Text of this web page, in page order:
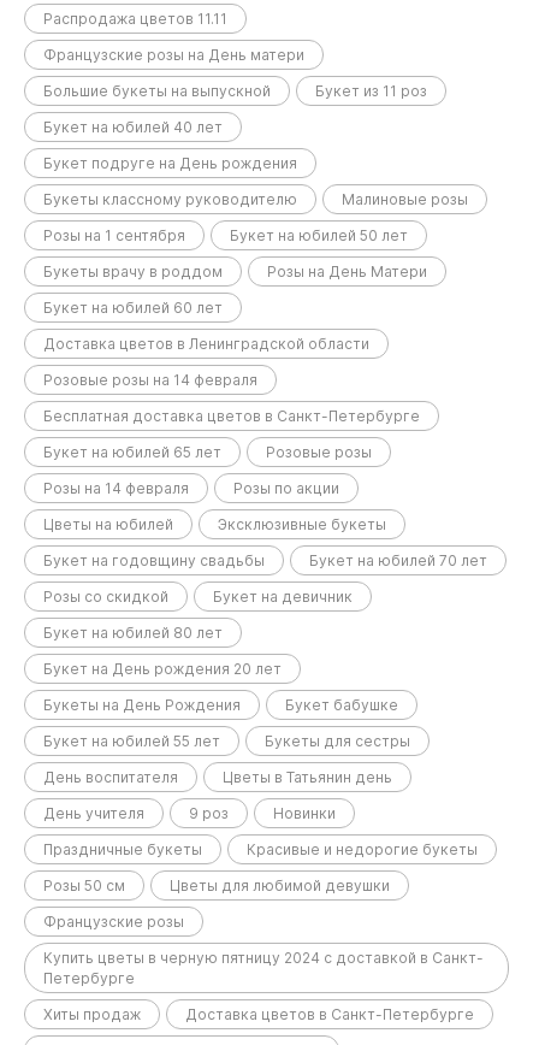
Распродажа цветов 11.11
Французские розы на День матери
Большие букеты на выпускной
Букет из 11 роз
Букет на юбилей 40 лет
Букет подруге на День рождения
Букеты классному руководителю
Малиновые розы
Розы на 1 сентября
Букет на юбилей 50 лет
Букеты врачу в роддом
Розы на День Матери
Букет на юбилей 60 лет
Доставка цветов в Ленинградской области
Розовые розы на 14 февраля
Бесплатная доставка цветов в Санкт-Петербурге
Букет на юбилей 65 лет
Розовые розы
Розы на 14 февраля
Розы по акции
Цветы на юбилей
Эксклюзивные букеты
Букет на годовщину свадьбы
Букет на юбилей 70 лет
Розы со скидкой
Букет на девичник
Букет на юбилей 80 лет
Букет на День рождения 20 лет
Букеты на День Рождения
Букет бабушке
Букет на юбилей 55 лет
Букеты для сестры
День воспитателя
Цветы в Татьянин день
День учителя
9 роз
Новинки
Праздничные букеты
Красивые и недорогие букеты
Розы 50 см
Цветы для любимой девушки
Французские розы
Купить цветы в черную пятницу 2024 с доставкой в Санкт-
Петербурге
Хиты продаж
Доставка цветов в Санкт-Петербурге